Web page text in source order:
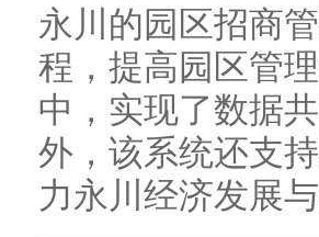
永川的园区招商
程，提高园区管
中，实现了数据
外，该系统还支
力永川经济发展